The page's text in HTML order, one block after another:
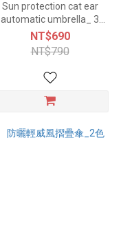
Sun protection cat ear
automatic umbrella_ 3
colors
NT$690
NT$790